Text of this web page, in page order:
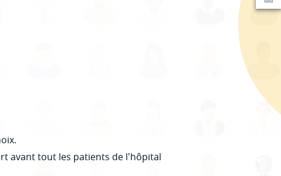
avant tout les patients de l'hôpital